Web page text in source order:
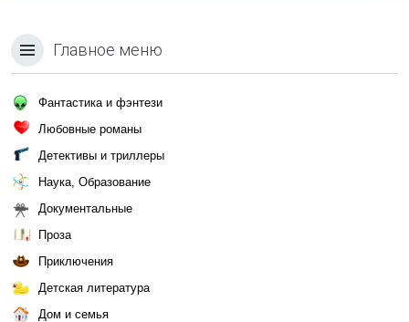
Главное меню
Фантастика и фэнтези
Любовные романы
Детективы и триллеры
Наука, Образование
Документальные
Проза
Приключения
Детская литература
Дом и семья